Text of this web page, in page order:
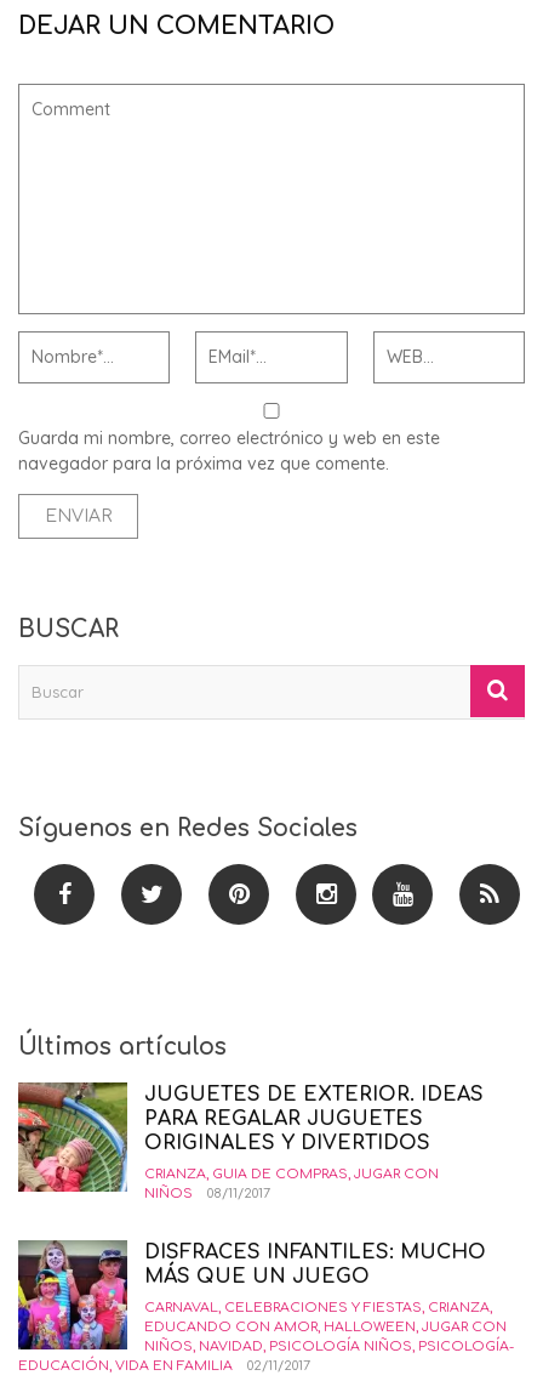
DEJAR UN COMENTARIO
Guarda mi nombre, correo electrónico y web en este
navegador para la próxima vez que comente.
BUSCAR
Síguenos en Redes Sociales
Últimos artículos
JUGUETES DE EXTERIOR. IDEAS
PARA REGALAR JUGUETES
ORIGINALES Y DIVERTIDOS
CRIANZA, GUIA DE COMPRAS, JUGAR CON
NIÑOS
08/11/2017
DISFRACES INFANTILES: MUCHO
MÁS QUE UN JUEGO
CARNAVAL, CELEBRACIONES Y FIESTAS, CRIANZA,
EDUCANDO CON AMOR, HALLOWEEN, JUGAR CON
NIÑOS, NAVIDAD, PSICOLOGÍA NIÑOS, PSICOLOGÍA-
EDUCACIÓN, VIDA EN FAMILIA 02/11/2017